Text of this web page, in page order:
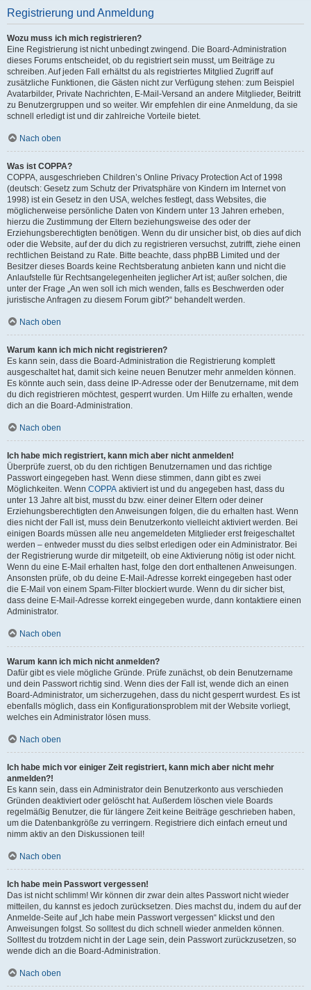
Registrierung und Anmeldung
Wozu muss ich mich registrieren?
Eine Registrierung ist nicht unbedingt zwingend. Die Board-Administration
dieses Forums entscheidet, ob du registriert sein musst, um Beiträge zu
schreiben. Auf jeden Fall erhältst du als registriertes Mitglied Zugriff auf
zusätzliche Funktionen, die Gästen nicht zur Verfügung stehen: zum Beispiel
Avatarbilder, Private Nachrichten, E-Mail-Versand an andere Mitglieder, Beitritt
zu Benutzergruppen und so weiter. Wir empfehlen dir eine Anmeldung, da sie
schnell erledigt ist und dir zahlreiche Vorteile bietet.
Nach oben
Was ist COPPA?
COPPA, ausgeschrieben Children’s Online Privacy Protection Act of 1998
(deutsch: Gesetz zum Schutz der Privatsphäre von Kindern im Internet von
1998) ist ein Gesetz in den USA, welches festlegt, dass Websites, die
möglicherweise persönliche Daten von Kindern unter 13 Jahren erheben,
hierzu die Zustimmung der Eltern beziehungsweise des oder der
Erziehungsberechtigten benötigen. Wenn du dir unsicher bist, ob dies auf dich
oder die Website, auf der du dich zu registrieren versuchst, zutrifft, ziehe einen
rechtlichen Beistand zu Rate. Bitte beachte, dass phpBB Limited und der
Besitzer dieses Boards keine Rechtsberatung anbieten kann und nicht die
Anlaufstelle für Rechtsangelegenheiten jeglicher Art ist; außer solchen, die
unter der Frage „An wen soll ich mich wenden, falls es Beschwerden oder
juristische Anfragen zu diesem Forum gibt?“ behandelt werden.
Nach oben
Warum kann ich mich nicht registrieren?
Es kann sein, dass die Board-Administration die Registrierung komplett
ausgeschaltet hat, damit sich keine neuen Benutzer mehr anmelden können.
Es könnte auch sein, dass deine IP-Adresse oder der Benutzername, mit dem
du dich registrieren möchtest, gesperrt wurden. Um Hilfe zu erhalten, wende
dich an die Board-Administration.
Nach oben
Ich habe mich registriert, kann mich aber nicht anmelden!
Überprüfe zuerst, ob du den richtigen Benutzernamen und das richtige
Passwort eingegeben hast. Wenn diese stimmen, dann gibt es zwei
Möglichkeiten. Wenn COPPA aktiviert ist und du angegeben hast, dass du
unter 13 Jahre alt bist, musst du bzw. einer deiner Eltern oder deiner
Erziehungsberechtigten den Anweisungen folgen, die du erhalten hast. Wenn
dies nicht der Fall ist, muss dein Benutzerkonto vielleicht aktiviert werden. Bei
einigen Boards müssen alle neu angemeldeten Mitglieder erst freigeschaltet
werden – entweder musst du dies selbst erledigen oder ein Administrator. Bei
der Registrierung wurde dir mitgeteilt, ob eine Aktivierung nötig ist oder nicht.
Wenn du eine E-Mail erhalten hast, folge den dort enthaltenen Anweisungen.
Ansonsten prüfe, ob du deine E-Mail-Adresse korrekt eingegeben hast oder
die E-Mail von einem Spam-Filter blockiert wurde. Wenn du dir sicher bist,
dass deine E-Mail-Adresse korrekt eingegeben wurde, dann kontaktiere einen
Administrator.
Nach oben
Warum kann ich mich nicht anmelden?
Dafür gibt es viele mögliche Gründe. Prüfe zunächst, ob dein Benutzername
und dein Passwort richtig sind. Wenn dies der Fall ist, wende dich an einen
Board-Administrator, um sicherzugehen, dass du nicht gesperrt wurdest. Es ist
ebenfalls möglich, dass ein Konfigurationsproblem mit der Website vorliegt,
welches ein Administrator lösen muss.
Nach oben
Ich habe mich vor einiger Zeit registriert, kann mich aber nicht mehr
anmelden?!
Es kann sein, dass ein Administrator dein Benutzerkonto aus verschieden
Gründen deaktiviert oder gelöscht hat. Außerdem löschen viele Boards
regelmäßig Benutzer, die für längere Zeit keine Beiträge geschrieben haben,
um die Datenbankgröße zu verringern. Registriere dich einfach erneut und
nimm aktiv an den Diskussionen teil!
Nach oben
Ich habe mein Passwort vergessen!
Das ist nicht schlimm! Wir können dir zwar dein altes Passwort nicht wieder
mitteilen, du kannst es jedoch zurücksetzen. Dies machst du, indem du auf der
Anmelde-Seite auf „Ich habe mein Passwort vergessen“ klickst und den
Anweisungen folgst. So solltest du dich schnell wieder anmelden können.
Solltest du trotzdem nicht in der Lage sein, dein Passwort zurückzusetzen, so
wende dich an die Board-Administration.
Nach oben